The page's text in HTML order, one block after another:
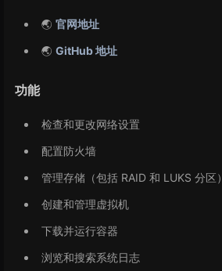
🌏 官网地址
🌏 GitHub 地址
功能
检查和更改网络设置
配置防火墙
管理存储（包括 RAID 和 LUKS 分区）
创建和管理虚拟机
下载并运行容器
浏览和搜索系统日志